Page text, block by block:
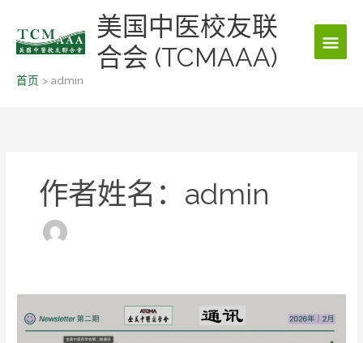
美国中医校友联
合会 (TCMAAA)
主
菜
首页 admin
作者姓名：admin
美